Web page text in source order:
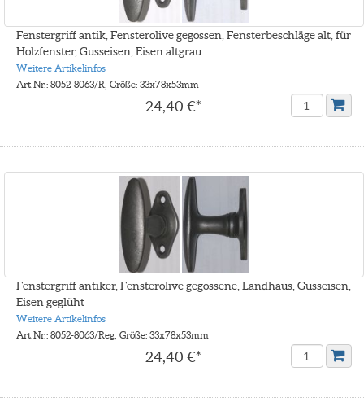
Fenstergriff antik, Fensterolive gegossen, Fensterbeschläge alt, für
Holzfenster, Gusseisen, Eisen altgrau
Weitere Artikelinfos
Art.Nr.: 8052-8063/R, Größe: 33x78x53mm
24,40 €*
Fenstergriff antiker, Fensterolive gegossene, Landhaus, Gusseisen,
Eisen geglüht
Weitere Artikelinfos
Art.Nr.: 8052-8063/Reg, Größe: 33x78x53mm
24,40 €*